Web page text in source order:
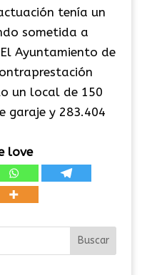
tenía un
sometida a
Ayuntamiento de
un local de 150
garaje y 283.404
love